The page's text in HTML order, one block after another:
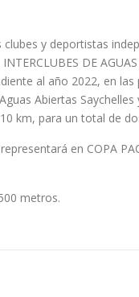
y deportistas
DE AGUAS
al año 2022, en
Abiertas
km, para un total de
en COPA
metros.